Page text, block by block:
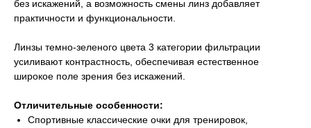
без искажений, а возможность смены линз добавляет
практичности и функциональности.
Линзы темно-зеленого цвета 3 категории фильтрации
усиливают контрастность, обеспечивая естественное
широкое поле зрения без искажений.
Отличительные особенности:
Спортивные классические очки для тренировок,